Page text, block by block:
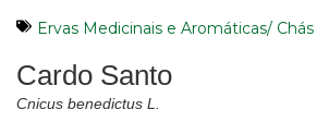
Ervas Medicinais e Aromáticas/ Chás
Cardo Santo
Cnicus benedictus L.